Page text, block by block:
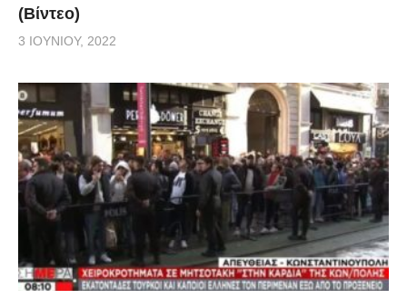
(Βίντεο)
3 ΙΟΥΝΊΟΥ, 2022